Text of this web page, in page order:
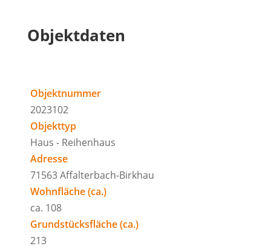
Objektdaten
Objektnummer
2023102
Objekttyp
Haus - Reihenhaus
Adresse
71563 Affalterbach-Birkhau
Wohnfläche (ca.)
ca. 108
Grundstücksfläche (ca.)
213